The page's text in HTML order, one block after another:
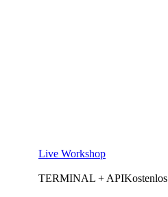
Live Workshop
TERMINAL + APIKostenlos